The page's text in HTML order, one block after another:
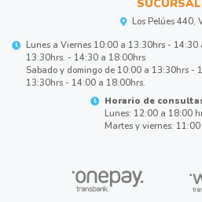
Los Pelúes 440,
Lunes a Viernes 10:00 a 13:30hrs - 14:30
13:30hrs. - 14:30 a 18:00hrs
Sabado y domingo de 10:00 a 13:30hrs -
13:30hrs - 14:00 a 18:00hrs.
Horario de
Lunes: 12:00 a 18:00
Martes y viernes: